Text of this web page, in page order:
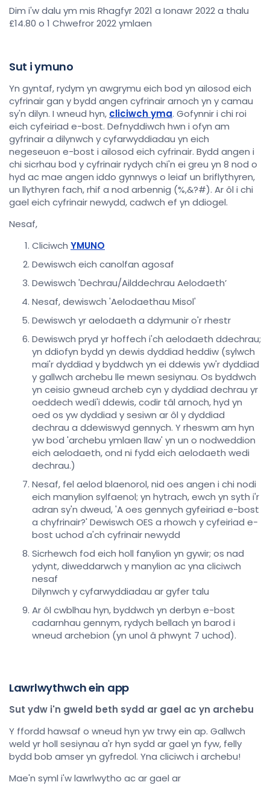
Dim i'w dalu ym mis Rhagfyr 2021 a Ionawr 2022 a thalu
£14.80 o 1 Chwefror 2022 ymlaen
Sut i ymuno
Yn gyntaf, rydym yn awgrymu eich bod yn ailosod eich
cyfrinair gan y bydd angen cyfrinair arnoch yn y camau
sy'n dilyn. I wneud hyn, cliciwch yma. Gofynnir i chi roi
eich cyfeiriad e-bost. Defnyddiwch hwn i ofyn am
gyfrinair a dilynwch y cyfarwyddiadau yn eich
negeseuon e-bost i ailosod eich cyfrinair. Bydd angen i
chi sicrhau bod y cyfrinair rydych chi'n ei greu yn 8 nod o
hyd ac mae angen iddo gynnwys o leiaf un briflythyren,
un llythyren fach, rhif a nod arbennig (%,&?#). Ar ôl i chi
gael eich cyfrinair newydd, cadwch ef yn ddiogel.
Nesaf,
Cliciwch YMUNO
Dewiswch eich canolfan agosaf
Dewiswch 'Dechrau/Ailddechrau Aelodaeth’
Nesaf, dewiswch 'Aelodaethau Misol'
Dewiswch yr aelodaeth a ddymunir o'r rhestr
Dewiswch pryd yr hoffech i'ch aelodaeth ddechrau;
yn ddiofyn bydd yn dewis dyddiad heddiw (sylwch
mai'r dyddiad y byddwch yn ei ddewis yw'r dyddiad
y gallwch archebu lle mewn sesiynau. Os byddwch
yn ceisio gwneud archeb cyn y dyddiad dechrau yr
oeddech wedi'i ddewis, codir tâl arnoch, hyd yn
oed os yw dyddiad y sesiwn ar ôl y dyddiad
dechrau a ddewiswyd gennych. Y rheswm am hyn
yw bod 'archebu ymlaen llaw' yn un o nodweddion
eich aelodaeth, ond ni fydd eich aelodaeth wedi
dechrau.)
Nesaf, fel aelod blaenorol, nid oes angen i chi nodi
eich manylion sylfaenol; yn hytrach, ewch yn syth i'r
adran sy'n dweud, 'A oes gennych gyfeiriad e-bost
a chyfrinair?' Dewiswch OES a rhowch y cyfeiriad e-
bost uchod a'ch cyfrinair newydd
Sicrhewch fod eich holl fanylion yn gywir; os nad
ydynt, diweddarwch y manylion ac yna cliciwch
nesaf
Dilynwch y cyfarwyddiadau ar gyfer talu
Ar ôl cwblhau hyn, byddwch yn derbyn e-bost
cadarnhau gennym, rydych bellach yn barod i
wneud archebion (yn unol â phwynt 7 uchod).
Lawrlwythwch ein app
Sut ydw i'n gweld beth sydd ar gael ac yn archebu
Y ffordd hawsaf o wneud hyn yw trwy ein ap. Gallwch
weld yr holl sesiynau a'r hyn sydd ar gael yn fyw, felly
bydd bob amser yn gyfredol. Yna cliciwch i archebu!
Mae'n syml i'w lawrlwytho ac ar gael ar